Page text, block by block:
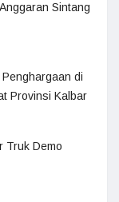
Sintang
di
Provinsi Kalbar
Truk Demo